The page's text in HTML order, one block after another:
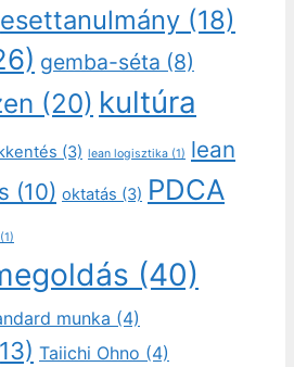
esettanulmány (18)
gemba-séta (8)
(20) kultúra
(3) lean logisztika (1) lean
(10) oktatás (3) PDCA
(1)
(40)
munka (4)
Taiichi Ohno (4)